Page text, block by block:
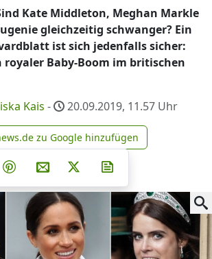
Kate Middleton, Meghan Markle
gleichzeitig schwanger? Ein
ist sich jedenfalls sicher:
royaler Baby-Boom im britischen
Kais - 20.09.2019, 11.57 Uhr
news.de zu Google
zu Google hinzufügen
Teilen auf Facebook
Teilen auf Whatsapp
Teilen auf Telegram
Teilen auf Pinterest
Per E-Mail teilen
Post auf X